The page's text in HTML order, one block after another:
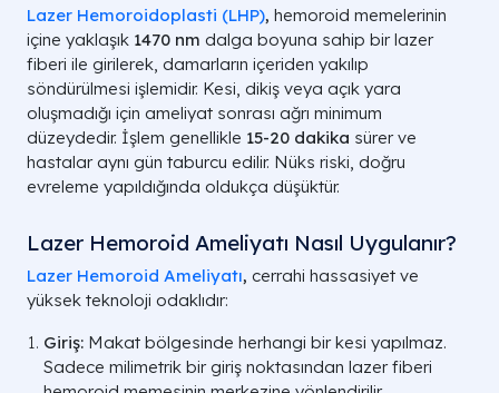
Lazer Hemoroidoplasti (LHP), hemoroid memelerinin
içine yaklaşık 1470 nm dalga boyuna sahip bir lazer
fiberi ile girilerek, damarların içeriden yakılıp
söndürülmesi işlemidir. Kesi, dikiş veya açık yara
oluşmadığı için ameliyat sonrası ağrı minimum
düzeydedir. İşlem genellikle 15-20 dakika sürer ve
hastalar aynı gün taburcu edilir. Nüks riski, doğru
evreleme yapıldığında oldukça düşüktür.
Lazer Hemoroid Ameliyatı Nasıl Uygulanır?
Lazer Hemoroid Ameliyatı, cerrahi hassasiyet ve
yüksek teknoloji odaklıdır:
Giriş: Makat bölgesinde herhangi bir kesi yapılmaz.
Sadece milimetrik bir giriş noktasından lazer fiberi